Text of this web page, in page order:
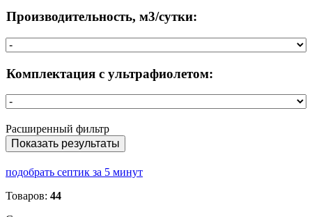
Производительность, м3/сутки:
Комплектация с ультрафиолетом:
Расширенный фильтр
Показать результаты
подобрать септик за 5 минут
Товаров: 44